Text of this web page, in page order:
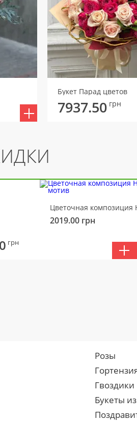
Букет Парад цветов
7937.50 грн
2019.00 грн
грн
Розы
Гвоздики
Букеты